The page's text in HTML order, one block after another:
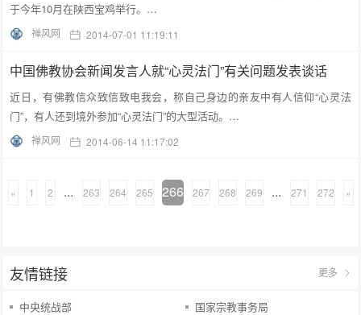
于今年10月在陕西宝鸡举行。…
禅风网 2014-07-01 11:19:11
中国佛教协会新闻发言人就“心灵法门”有关问题发表谈话
近日，有佛教信众致信致电我会，称自己身边的亲友中有人信仰“心灵法
门”，有人还到境外参加“心灵法门”的大型活动。…
禅风网 2014-06-14 11:17:02
« 1 2 ... 263 264 265 266 267 268 269 ... 271 272 »
友情链接 更多
中央统战部 国家宗教事务局